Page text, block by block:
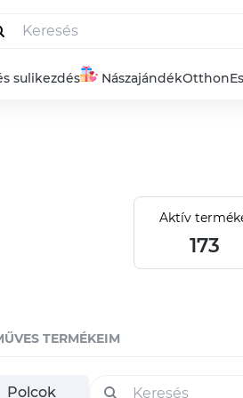
sulikezdés NászajándékOtthon
Aktív
173
TERMÉKEIM
Polcok